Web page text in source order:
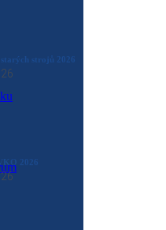
starých strojů 2026
2026